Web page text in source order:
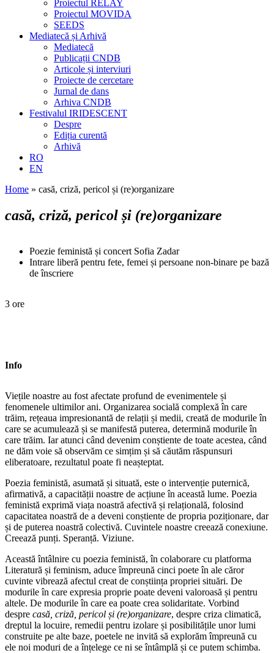
Proiectul RELAY
Proiectul MOVIDA
SEEDS
Mediatecă și Arhivă
Mediatecă
Publicații CNDB
Articole și interviuri
Proiecte de cercetare
Jurnal de dans
Arhiva CNDB
Festivalul IRIDESCENT
Despre
Ediția curentă
Arhivă
RO
EN
Home » casă, criză, pericol și (re)organizare
casă, criză, pericol și (re)organizare
Poezie feministă și concert Sofia Zadar
Intrare liberă pentru fete, femei și persoane non-binare pe bază
de înscriere
3 ore
Info
Viețile noastre au fost afectate profund de evenimentele și
fenomenele ultimilor ani. Organizarea socială complexă în care
trăim, rețeaua impresionantă de relații și medii, creată de modurile în
care se acumulează și se manifestă puterea, determină modurile în
care trăim. Iar atunci când devenim conștiente de toate acestea, când
ne dăm voie să observăm ce simțim și să căutăm răspunsuri
eliberatoare, rezultatul poate fi neașteptat.
Poezia feministă, asumată și situată, este o intervenție puternică,
afirmativă, a capacității noastre de acțiune în această lume. Poezia
feministă exprimă viața noastră afectivă și relațională, folosind
capacitatea noastră de a deveni conștiente de propria poziționare, dar
și de puterea noastră colectivă. Cuvintele noastre creează conexiune.
Creează punți. Speranță. Viziune.
Această întâlnire cu poezia feministă, în colaborare cu platforma
Literatură și feminism, aduce împreună cinci poete în ale căror
cuvinte vibrează afectul creat de conștiința propriei situări. De
modurile în care expresia proprie poate deveni valoroasă și pentru
altele. De modurile în care ea poate crea solidaritate. Vorbind
despre casă, criză, pericol și (re)organizare, despre criza climatică,
dreptul la locuire, remedii pentru izolare și posibilitățile unor lumi
construite pe alte baze, poetele ne invită să explorăm împreună cu
ele noi moduri de a înțelege ce ni se întâmplă și ce putem schimba.